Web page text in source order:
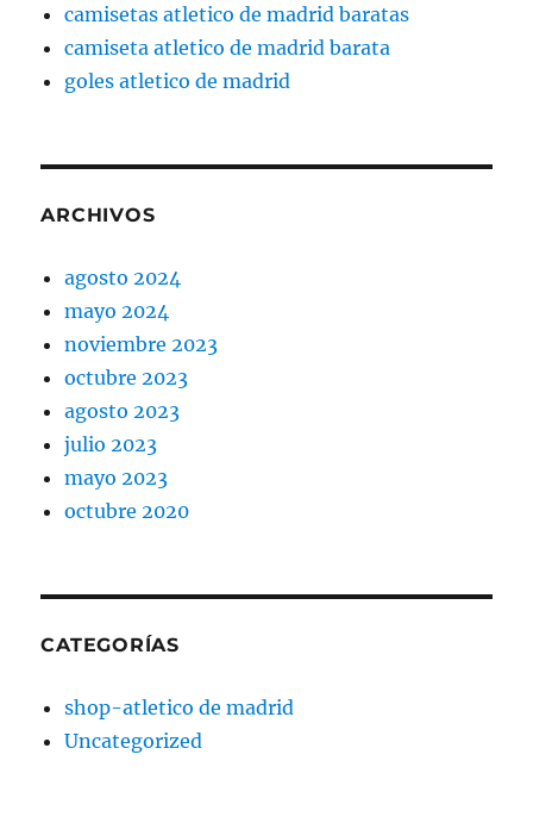
camisetas atletico de madrid baratas
camiseta atletico de madrid barata
goles atletico de madrid
ARCHIVOS
agosto 2024
mayo 2024
noviembre 2023
octubre 2023
agosto 2023
julio 2023
mayo 2023
octubre 2020
CATEGORÍAS
shop-atletico de madrid
Uncategorized